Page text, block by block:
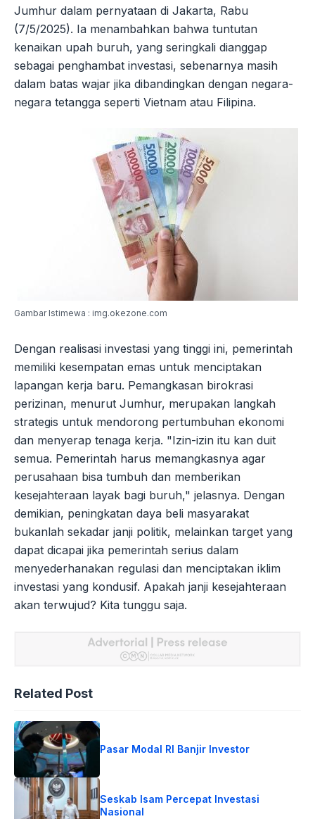
Jumhur dalam pernyataan di Jakarta, Rabu
(7/5/2025). Ia menambahkan bahwa tuntutan
kenaikan upah buruh, yang seringkali dianggap
sebagai penghambat investasi, sebenarnya masih
dalam batas wajar jika dibandingkan dengan negara-
negara tetangga seperti Vietnam atau Filipina.
Gambar Istimewa : img.okezone.com
Dengan realisasi investasi yang tinggi ini, pemerintah
memiliki kesempatan emas untuk menciptakan
lapangan kerja baru. Pemangkasan birokrasi
perizinan, menurut Jumhur, merupakan langkah
strategis untuk mendorong pertumbuhan ekonomi
dan menyerap tenaga kerja. "Izin-izin itu kan duit
semua. Pemerintah harus memangkasnya agar
perusahaan bisa tumbuh dan memberikan
kesejahteraan layak bagi buruh," jelasnya. Dengan
demikian, peningkatan daya beli masyarakat
bukanlah sekadar janji politik, melainkan target yang
dapat dicapai jika pemerintah serius dalam
menyederhanakan regulasi dan menciptakan iklim
investasi yang kondusif. Apakah janji kesejahteraan
akan terwujud? Kita tunggu saja.
Related Post
Pasar Modal RI Banjir Investor
Seskab Isam Percepat Investasi
Nasional